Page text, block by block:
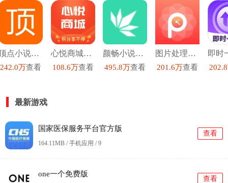
顶点小说去广告版
242.0万查看
心悦商城安卓直装版
108.6万查看
颜畅小说安卓官方版
495.8万查看
图片处理p图直装版
201.6万查看
最新游戏
国家医保服务平台官方版
164.11MB / 手机应用 /9
查看
one一个免费版
查看